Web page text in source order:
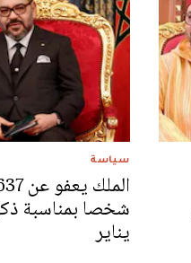
سياسة
الملك يعفو
يناير